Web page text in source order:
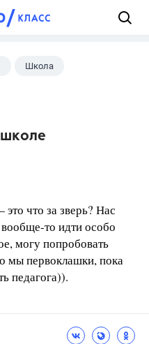
Школа
школе
что за зверь? Нас
то идти особо
могу попробовать
мы первоклашки, пока
педагога)).